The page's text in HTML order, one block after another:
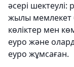
әсері
жылы мемлекет
көліктер мен
еуро және
еуро жұмсаған.